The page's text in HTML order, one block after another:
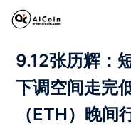
9.12张历辉：
下调空间走完
（ETH）晚间